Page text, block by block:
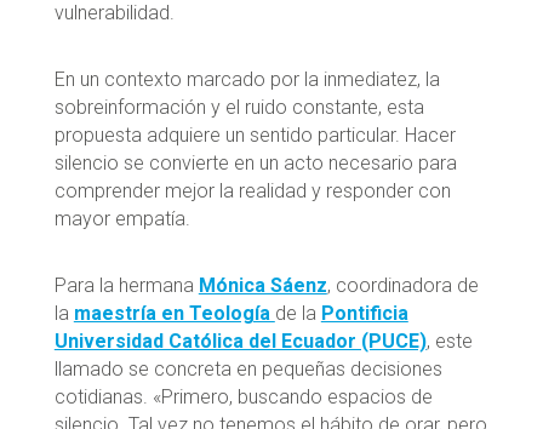
vulnerabilidad.
En un contexto marcado por la inmediatez, la
sobreinformación y el ruido constante, esta
propuesta adquiere un sentido particular. Hacer
silencio se convierte en un acto necesario para
comprender mejor la realidad y responder con
mayor empatía.
Para la hermana Mónica Sáenz, coordinadora de
la maestría en Teología de la Pontificia
Universidad Católica del Ecuador (PUCE), este
llamado se concreta en pequeñas decisiones
cotidianas. «Primero, buscando espacios de